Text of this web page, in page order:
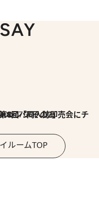
8回「同人誌即売会にチャレンジ その2」
ルームTOP